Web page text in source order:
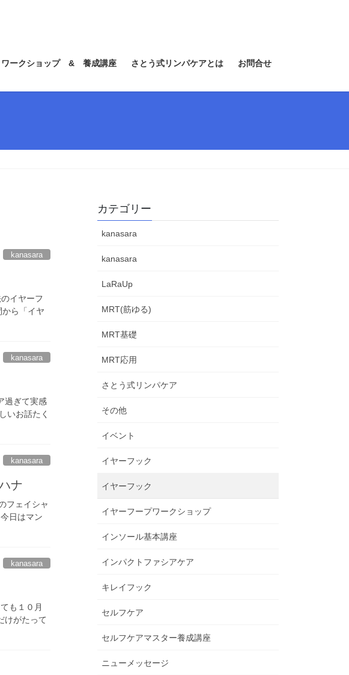
ークショップ & 養成講座 さとう式リンパケアとは お問合せ
kanasara
イヤーフ
ら「イヤ
kanasara
過ぎて実感
いお話たく
kanasara
ナ
フェイシャ
日はマン
kanasara
も１０月
けがたって
カテゴリー
kanasara
kanasara
LaRaUp
MRT(筋ゆる)
MRT基礎
MRT応用
さとう式リンパケア
その他
イベント
イヤーフック
イヤーフック
イヤーフープワークショップ
インソール基本講座
インパクトファシアケア
キレイフック
セルフケア
セルフケアマスター養成講座
ニューメッセージ